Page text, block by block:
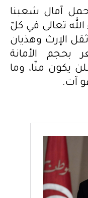
آمال شعبنا
تعالى في كلّ
الإرث وهذيان
الأمانة
يكون منّا، وما
آت.